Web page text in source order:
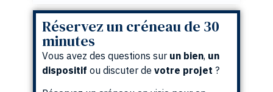
Réservez un créneau de 30
minutes
Vous avez des questions sur un bien, un
dispositif ou discuter de votre projet ?